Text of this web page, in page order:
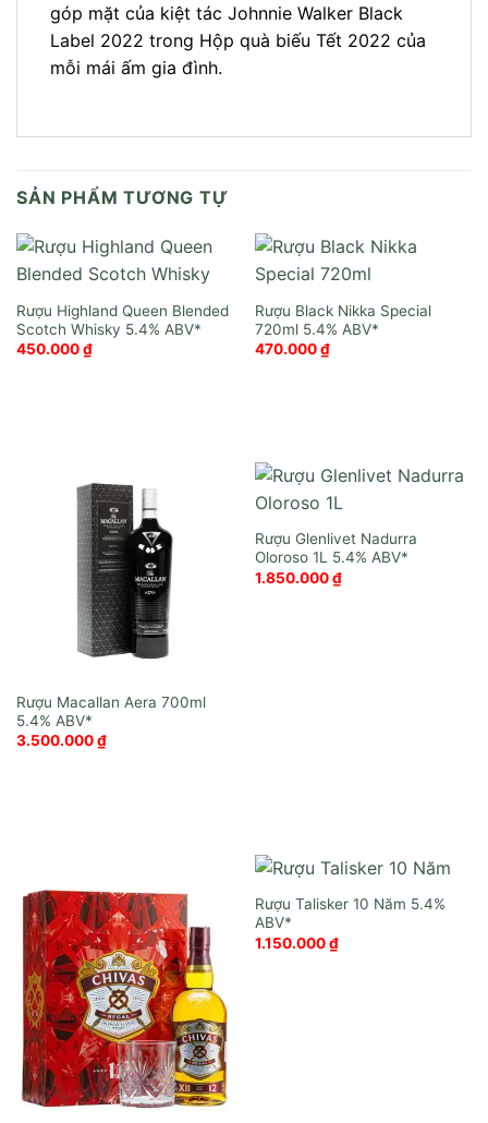
góp mặt của kiệt tác Johnnie Walker Black
Label 2022 trong Hộp quà biếu Tết 2022 của
mỗi mái ấm gia đình.
SẢN PHẨM TƯƠNG TỰ
Rượu Highland Queen Blended
Scotch Whisky
450.000₫
Rượu Black Nikka Special
720ml
470.000₫
Rượu Macallan Aera 700ml
3.500.000₫
Rượu Glenlivet Nadurra
Oloroso 1L
1.850.000₫
Rượu Talisker 10 Năm
1.150.000₫